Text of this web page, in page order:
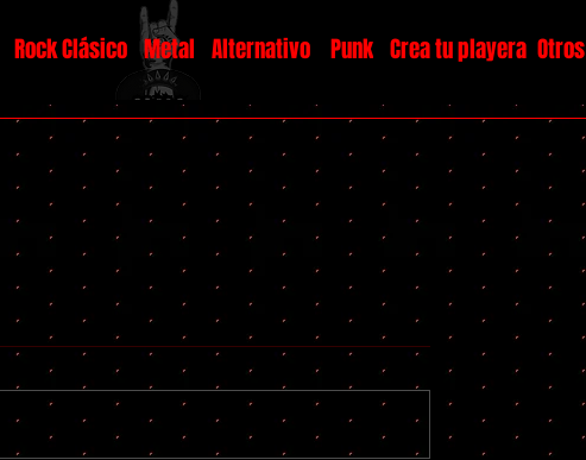
Rock Clásico Metal Alternativo Punk Crea tu playera Otros